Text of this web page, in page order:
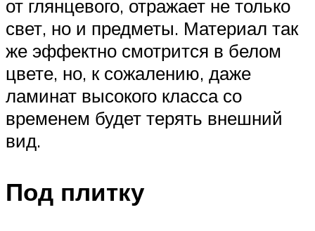
от глянцевого, отражает не только
свет, но и предметы. Материал так
же эффектно смотрится в белом
цвете, но, к сожалению, даже
ламинат высокого класса со
временем будет терять внешний
вид.
Под плитку